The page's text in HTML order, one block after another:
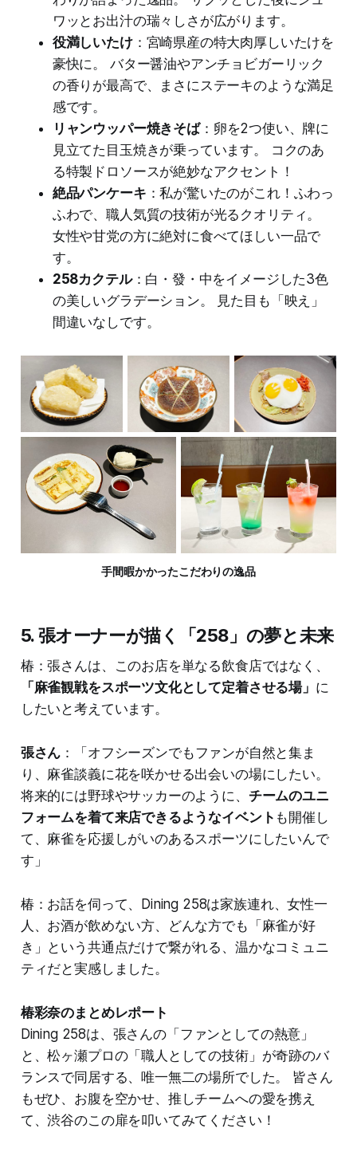
ワッとお出汁の瑞々しさが広がります。
役満しいたけ：宮崎県産の特大肉厚しいたけを
豪快に。 バター醤油やアンチョビガーリック
の香りが最高で、まさにステーキのような満足
感です。
リャンウッパー焼きそば：卵を2つ使い、牌に
見立てた目玉焼きが乗っています。 コクのあ
る特製ドロソースが絶妙なアクセント！
絶品パンケーキ ：私が驚いたのがこれ！ふわっ
ふわで、職人気質の技術が光るクオリティ。
女性や甘党の方に絶対に食べてほしい一品で
す。
258カクテル：白・發・中をイメージした3色
の美しいグラデーション。 見た目も「映え」
間違いなしです。
手間暇かかったこだわりの逸品
5. 張オーナーが描く「258」の夢と未来
椿：張さんは、このお店を単なる飲食店ではなく、
「麻雀観戦をスポーツ文化として定着させる場」 に
したいと考えています。
張さん ：「オフシーズンでもファンが自然と集ま
り、麻雀談義に花を咲かせる出会いの場にしたい。
将来的には野球やサッカーのように、 チームのユニ
フォームを着て来店できるようなイベント も開催し
て、麻雀を応援しがいのあるスポーツにしたいんで
す」
椿：お話を伺って、Dining 258は家族連れ、女性一
人、お酒が飲めない方、どんな方でも「麻雀が好
き」という共通点だけで繋がれる、温かなコミュニ
ティだと実感しました。
椿彩奈のまとめレポート
Dining 258は、張さんの「ファンとしての熱意」
と、松ヶ瀬プロの「職人としての技術」が奇跡のバ
ランスで同居する、唯一無二の場所でした。 皆さん
もぜひ、お腹を空かせ、推しチームへの愛を携え
て、渋谷のこの扉を叩いてみてください！